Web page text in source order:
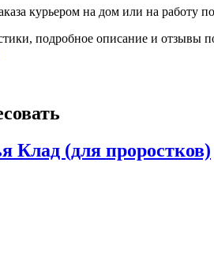
курьером на дом или на работу
подробное описание и отзывы
Клад (для проростков)